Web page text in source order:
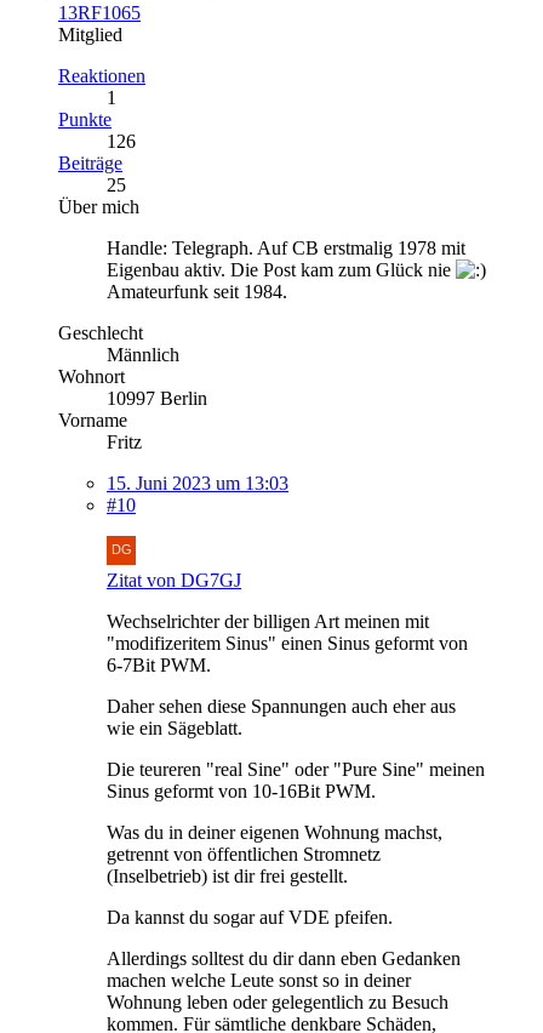
13RF1065
Mitglied
Reaktionen
1
Punkte
126
Beiträge
25
Über mich
Handle: Telegraph. Auf CB erstmalig 1978 mit
Eigenbau aktiv. Die Post kam zum Glück nie
Amateurfunk seit 1984.
Geschlecht
Männlich
Wohnort
10997 Berlin
Vorname
Fritz
15. Juni 2023 um 13:03
#10
Zitat von DG7GJ
Wechselrichter der billigen Art meinen mit
"modifizeritem Sinus" einen Sinus geformt von
6-7Bit PWM.
Daher sehen diese Spannungen auch eher aus
wie ein Sägeblatt.
Die teureren "real Sine" oder "Pure Sine" meinen
Sinus geformt von 10-16Bit PWM.
Was du in deiner eigenen Wohnung machst,
getrennt von öffentlichen Stromnetz
(Inselbetrieb) ist dir frei gestellt.
Da kannst du sogar auf VDE pfeifen.
Allerdings solltest du dir dann eben Gedanken
machen welche Leute sonst so in deiner
Wohnung leben oder gelegentlich zu Besuch
kommen. Für sämtliche denkbare Schäden,